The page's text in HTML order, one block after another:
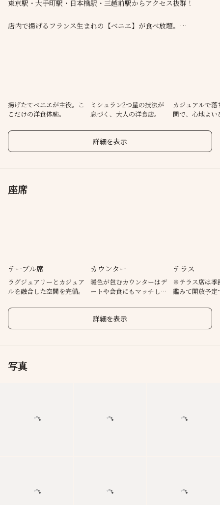
東京駅・大手町駅・日本橋駅・三越前駅からアクセス抜群！
店内で揚げるフランス生まれの【ベニエ】が食べ放題。
7月27日～ BEIGNET 東京 がリニューアルオープン！ベニエを主
役にした、新しい洋食体験をぜひお楽しみくだ
揚げたてベニエが主役。こ
こだけの洋食体験。
ミシュラン2つ星の技法が
息づく、大人の洋食店。
カジュアルで
間で、心地よい
詳細を表示
座席
テーブル席
ラグジュアリーとカジュア
ルを融合した空間を完備。
カウンター
暖色が包むカウンターはデ
ートや会食にもマッチしま
テラス
※テラス席は季
鑑みて開放予定
い。
詳細を表示
写真